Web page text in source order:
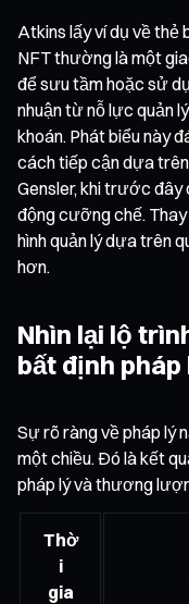
Atkins lấy ví dụ về thẻ
NFT thường là một
để sưu tầm hoặc sử
nhuận từ nỗ lực quản
khoán. Phát biểu này
cách tiếp cận dựa
Gensler, khi trước đây
động cưỡng chế. Thay
hình quản lý dựa trên
hơn.
Nhìn lại lộ
bất định pháp
Sự rõ ràng về pháp lý
một chiều. Đó là kết
pháp lý và thương
Thờ
i
gia